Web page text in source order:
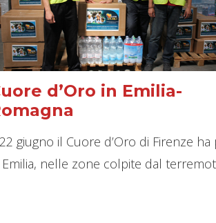
d’Oro in Emilia-
giugno il Cuore d’Oro di Firenze
nelle zone colpite dal